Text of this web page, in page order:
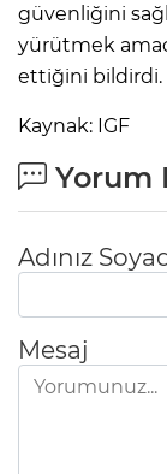
güvenliğini
yürütmek
ettiğini bildirdi.
Kaynak: IGF
Yorum
Adınız
Mesaj